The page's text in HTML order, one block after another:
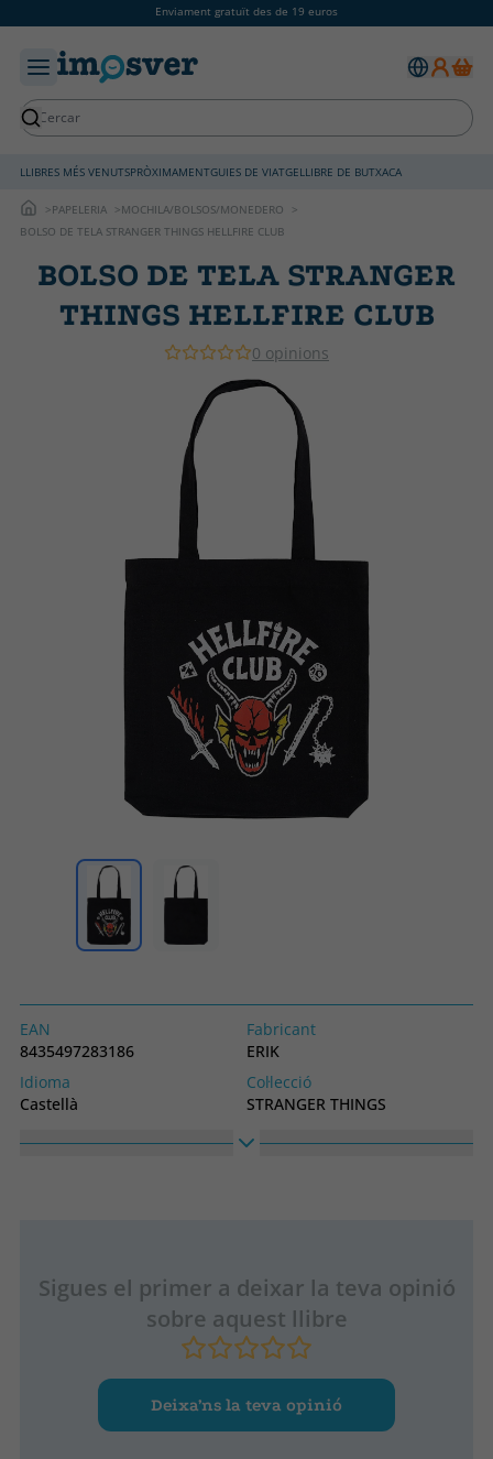
Enviament gratuït des de 19 euros
LLIBRES MÉS VENUTSPRÒXIMAMENTGUIES DE VIATGELLIBRE DE BUTXACA
PAPELERIA
MOCHILA/BOLSOS/MONEDERO
BOLSO DE TELA STRANGER THINGS HELLFIRE CLUB
BOLSO DE TELA STRANGER
THINGS HELLFIRE CLUB
0 opinions
EAN
8435497283186
Fabricant
ERIK
Idioma
Castellà
Col·lecció
STRANGER THINGS
Sigues el primer a deixar la teva opinió
sobre aquest llibre
Deixa’ns la teva opinió